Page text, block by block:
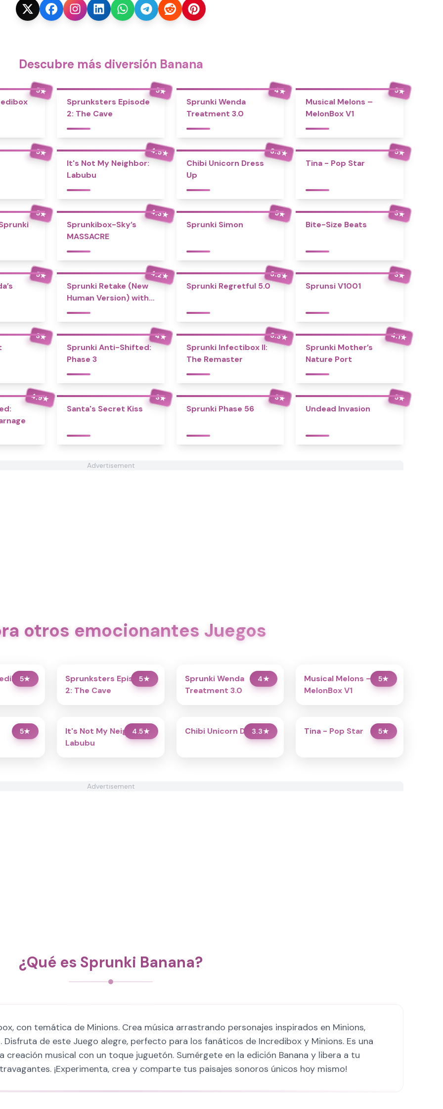
Descubre más diversión Banana
5★ 5★
Sprunksters Episode
2: The Cave
4★
Sprunki Wenda
Treatment 3.0
5★
Musical Melons –
MelonBox V1
5★ 4.5★
It's Not My Neighbor:
Labubu
3.3★
Chibi Unicorn Dress
Up
5★
Tina - Pop Star
5★ 4.3★
Sprunkibox-Sky’s
MASSACRE
5★
Sprunki Simon
3★
Bite-Size Beats
5★ 4.2★
Sprunki Retake (New
Human Version) with
Bonus
3.8★
Sprunki Regretful 5.0
3★
Sprunsi V1001
3★ 4★
Sprunki Anti-Shifted:
Phase 3
3.3★
Sprunki Infectibox II:
The Remaster
4.1★
Sprunki Mother’s
Nature Port
4.9★ 3★
Santa's Secret Kiss
3★
Sprunki Phase 56
5★
Undead Invasion
Advertisement
otros emocionantes Juegos
5★ 5★
Sprunksters Episode
2: The Cave
4★
Sprunki Wenda
Treatment 3.0
5★
Musical Melons –
MelonBox V1
5★ 4.5★
It's Not My Neighbor:
Labubu
3.3★
Chibi Unicorn Dress Up 5★
Tina - Pop Star
Advertisement
¿Qué es Sprunki Banana?
con temática de Minions. Crea música arrastrando personajes inspirados en Minions,
de este Juego alegre, perfecto para los fanáticos de Incredibox y Minions. Es una
musical con un toque juguetón. Sumérgete en la edición Banana y libera a tu
¡Experimenta, crea y comparte tus paisajes sonoros únicos hoy mismo!